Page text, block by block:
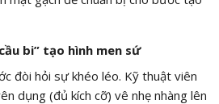
bi” tạo hình men sứ
đòi hỏi sự khéo léo. Kỹ thuật viên
dụng (đủ kích cỡ) vê nhẹ nhàng lên